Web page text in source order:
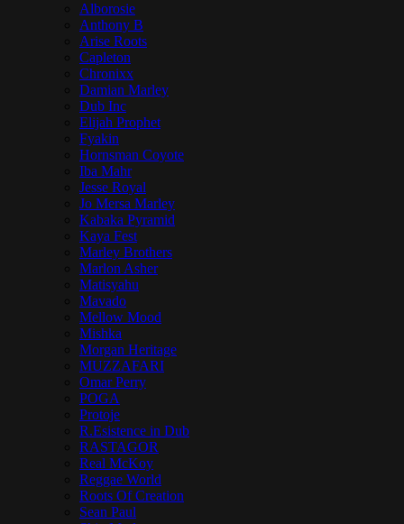
Alborosie
Anthony B
Arise Roots
Capleton
Chronixx
Damian Marley
Dub Inc
Elijah Prophet
Fyakin
Hornsman Coyote
Iba Mahr
Jesse Royal
Jo Mersa Marley
Kabaka Pyramid
Kaya Fest
Marley Brothers
Marlon Asher
Matisyahu
Mavado
Mellow Mood
Mishka
Morgan Heritage
MUZZAFARI
Omar Perry
POGA
Protoje
R.Esistence in Dub
RASTAGOR
Real McKoy
Reggae World
Roots Of Creation
Sean Paul